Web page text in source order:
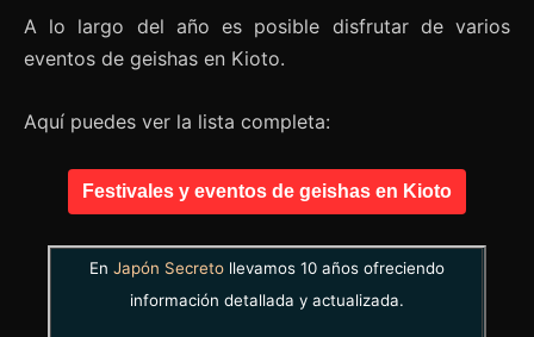
A lo largo del año es posible disfrutar de varios
eventos de geishas en Kioto.
Aquí puedes ver la lista completa:
Festivales y eventos de geishas en Kioto
En Japón Secretollevamos 10 años ofreciendo
información detallada y actualizada.